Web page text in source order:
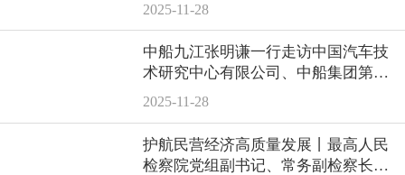
2025-11-28
中船九江张明谦一行走访中国汽车技
术研究中心有限公司、中船集团第七
〇五研究所
2025-11-28
护航民营经济高质量发展丨最高人民
检察院党组副书记、常务副检察长童